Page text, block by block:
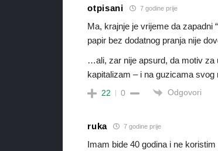
otpisani 7 godine prije
Ma, krajnje je vrijeme da zapadni
papir bez dodatnog pranja nije
…ali, zar nije apsurd, da motiv za
kapitalizam – i na guzicama svog
22 0 Odgovori
ruka 7 godine prije
Imam bide 40 godina i ne